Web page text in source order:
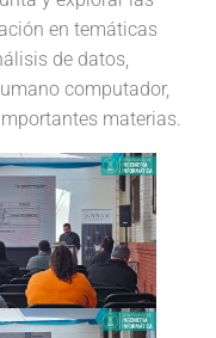
en temáticas
de datos,
computador,
materias.